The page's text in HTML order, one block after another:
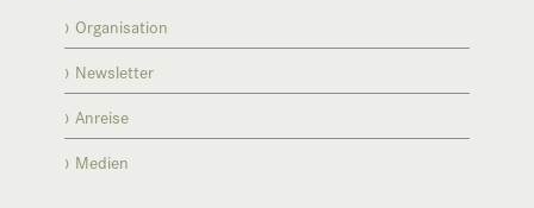
Organisation
Newsletter
Anreise
Medien